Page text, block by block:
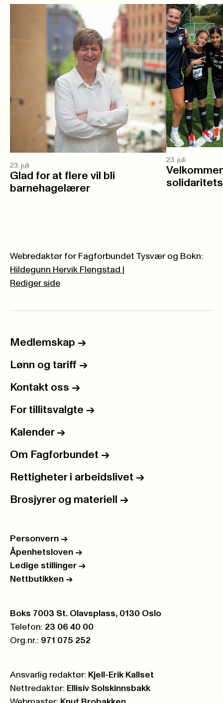
23. juli
Glad for at flere vil bli
barnehagelærer
23. juli
Webredaktør for Fagforbundet Tysvær og Bokn:
Hildegunn Hervik Flengstad
Rediger side
Medlemskap ->
Lønn og tariff ->
Kontakt oss ->
For tillitsvalgte ->
Kalender ->
Om Fagforbundet ->
Rettigheter i arbeidslivet ->
Brosjyrer og materiell ->
Personvern ->
Åpenhetsloven ->
Ledige stillinger ->
Nettbutikken ->
Postboks:
Boks 7003 St. Olavsplass, 0130 Oslo
Telefon: 23 06 40 00
Org.nr.: 971 075 252
Ansvarlig redaktør: Kjell-Erik Kallset
Nettredaktør: Ellisiv Solskinnsbakk